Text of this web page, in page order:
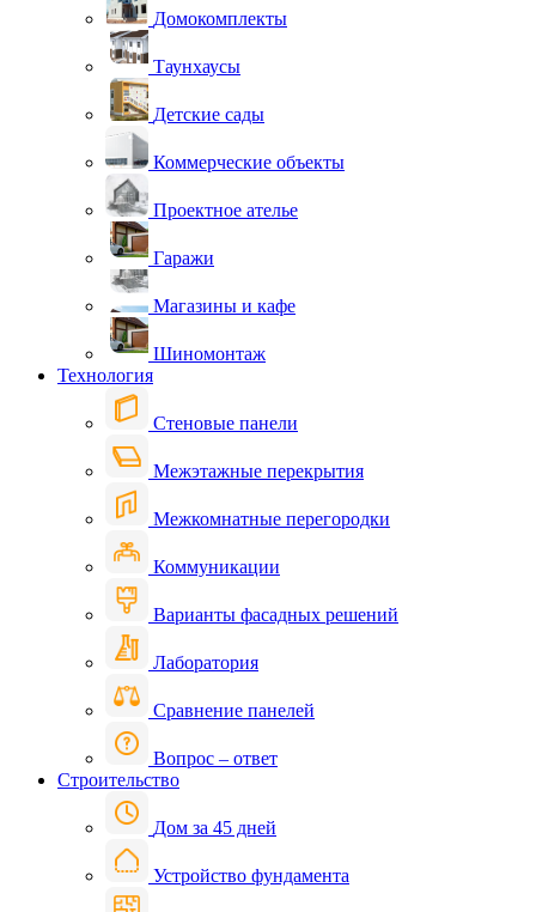
Домокомплекты
Таунхаусы
Детские сады
Коммерческие объекты
Проектное ателье
Гаражи
Магазины и кафе
Шиномонтаж
Технология
Стеновые панели
Межэтажные перекрытия
Межкомнатные перегородки
Коммуникации
Варианты фасадных решений
Лаборатория
Сравнение панелей
Вопрос – ответ
Строительство
Дом за 45 дней
Устройство фундамента